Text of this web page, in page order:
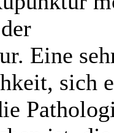
Eine
sich